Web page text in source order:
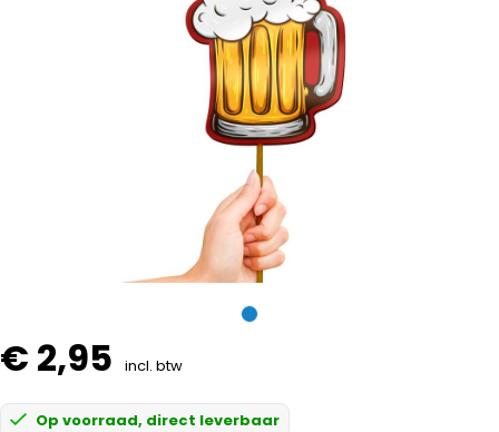
€ 2,95 incl. btw
Op voorraad, direct leverbaar